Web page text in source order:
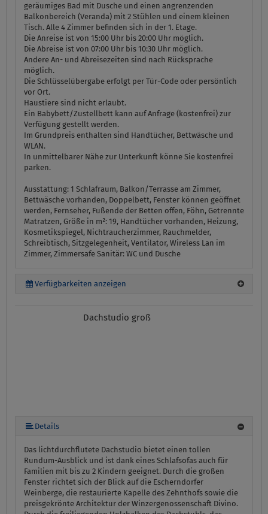
geräumiges Bad mit Dusche und einen angrenzenden
Balkonbereich (Veranda) mit 2 Stühlen und einem kleinen
Tisch. Alle 4 Zimmer befinden sich in der 1. Etage.
Die Anreise ist von 15:00 Uhr bis 20:00 Uhr möglich.
Die Abreise ist von 07:00 Uhr bis 10:30 Uhr möglich.
Andere An- und Abreisezeiten sind nach Rücksprache
möglich.
Die Schlüsselübergabe erfolgt per Tür-Code oder persönlich
vor Ort.
Haustiere sind nicht erlaubt.
Ein Babybett/Zustellbett kann auf Anfrage (kostenfrei) zur
Verfügung gestellt werden.
Im Grundpreis enthalten sind Handtücher, Bettwäsche und
WLAN.
In unmittelbarer Nähe zur Unterkunft könne Sie kostenfrei
parken.
Ausstattung: 1 Schlafraum, Balkon/Terrasse am Zimmer,
Bettwäsche vorhanden, Doppelbett, Fenster können geöffnet
werden, Fernseher, Fußende der Betten offen, Föhn, Getrennte
Matratzen, Größe in m²: 19, Handtücher vorhanden, Heizung,
Kosmetikspiegel, Nichtraucherzimmer, Rauchmelder,
Schreibtisch, Sitzgelegenheit, Ventilator, Wireless Lan im
Zimmer, Zimmersafe Sanitär: WC und Dusche
Verfügbarkeiten anzeigen
Dachstudio groß
Details
Das lichtdurchflutete Dachstudio bietet einen tollen
Rundum-Ausblick und ist dank eines Schlafsofas auch für
Familien mit bis zu 2 Kindern geeignet. Durch die großen
Fenster richtet sich der Blick auf die Escherndorfer
Weinberge, die restaurierte Kapelle des Zehnthofs sowie die
preisgekrönte Architektur der Winzergenossenschaft Divino.